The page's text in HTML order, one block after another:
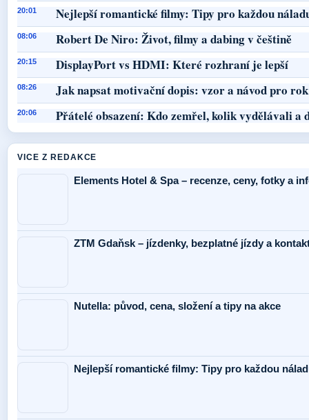
20:01 Nejlepší romantické filmy: Tipy pro každou
08:06 Robert De Niro: Život, filmy a dabing v češtině
20:15 DisplayPort vs HDMI: Které rozhraní je lepší
08:26 Jak napsat motivační dopis: vzor a návod pro
20:06 Přátelé obsazení: Kdo zemřel, kolik vydělávali a
VICE Z REDAKCE
Elements Hotel & Spa – recenze, ceny, fotky a
ZTM Gdaňsk – jízdenky, bezplatné jízdy a
Nutella: původ, cena, složení a tipy na akce
Nejlepší romantické filmy: Tipy pro každou